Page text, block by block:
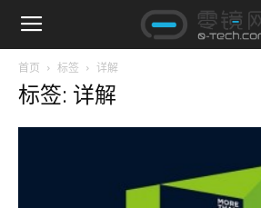
首页 标签 详解
标签: 详解